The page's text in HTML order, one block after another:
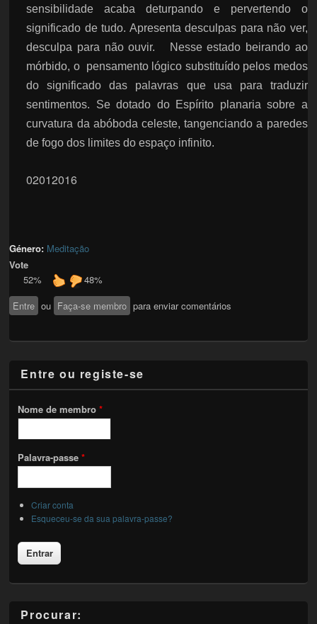
sensibilidade acaba deturpando e pervertendo o
significado de tudo. Apresenta desculpas para não ver,
desculpa para não ouvir. Nesse estado beirando ao
mórbido, o pensamento lógico substituído pelos medos
do significado das palavras que usa para traduzir
sentimentos. Se dotado do Espírito planaria sobre a
curvatura da abóboda celeste, tangenciando a paredes
de fogo dos limites do espaço infinito.
02012016
Género: Meditação
Vote
52%
48%
Entre ou Faça-se membro para enviar comentários
Entre ou registe-se
Nome de membro*
Palavra-passe*
Criar conta
Esqueceu-se da sua palavra-passe?
Procurar: